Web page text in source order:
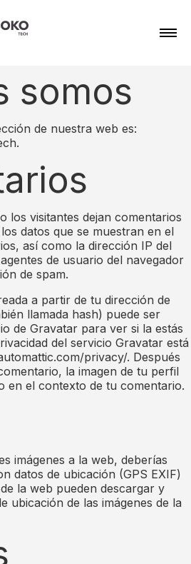
somos
de nuestra web es:
los visitantes dejan comentarios
datos que se muestran en el
así como la dirección IP del
de usuario del navegador
de spam.
a partir de tu dirección de
llamada hash) puede ser
de Gravatar para ver si la estás
del servicio Gravatar está
privacy/. Después
la imagen de tu perfil
en el contexto de tu comentario.
imágenes a la web, deberías
datos de ubicación (GPS EXIF)
la web pueden descargar y
ubicación de las imágenes de la